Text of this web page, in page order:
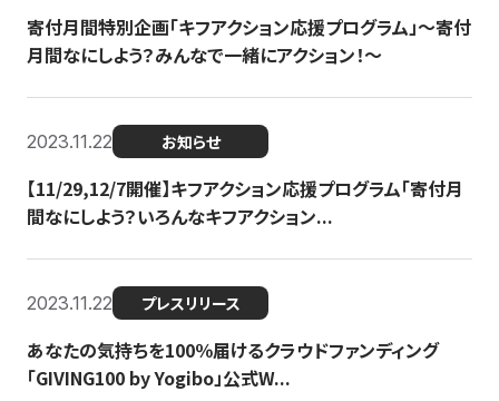
寄付月間特別企画「キフアクション応援プログラム」〜寄付
月間なにしよう？みんなで一緒にアクション！〜
2023.11.22 お知らせ
【11/29,12/7開催】キフアクション応援プログラム「寄付月
間なにしよう？いろんなキフアクション...
2023.11.22 プレスリリース
あなたの気持ちを100％届けるクラウドファンディング
「GIVING100 by Yogibo」公式W...